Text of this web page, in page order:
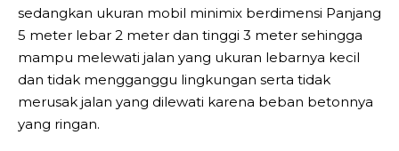
sedangkan ukuran mobil minimix berdimensi Panjang
5 meter lebar 2 meter dan tinggi 3 meter sehingga
mampu melewati jalan yang ukuran lebarnya kecil
dan tidak mengganggu lingkungan serta tidak
merusak jalan yang dilewati karena beban betonnya
yang ringan.